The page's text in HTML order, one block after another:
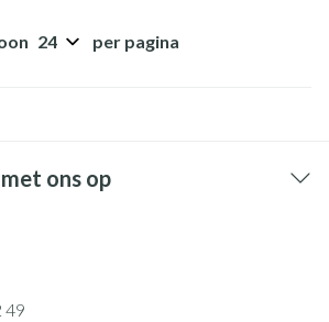
per pagina
ons op
49